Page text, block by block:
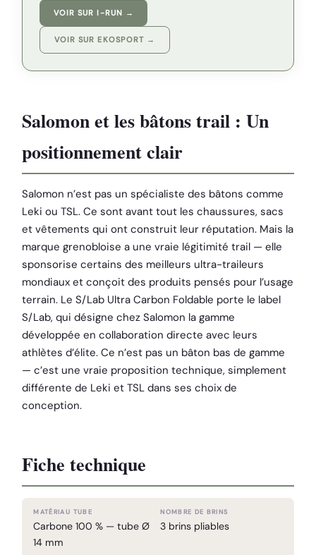
VOIR SUR I-RUN →
VOIR SUR EKOSPORT →
Salomon et les bâtons trail : Un
positionnement clair
Salomon n’est pas un spécialiste des bâtons comme
Leki ou TSL. Ce sont avant tout les chaussures, sacs
et vêtements qui ont construit leur réputation. Mais la
marque grenobloise a une vraie légitimité trail — elle
sponsorise certains des meilleurs ultra-traileurs
mondiaux et conçoit des produits pensés pour l’usage
terrain. Le S/Lab Ultra Carbon Foldable porte le label
S/Lab, qui désigne chez Salomon la gamme
développée en collaboration directe avec leurs
athlètes d’élite. Ce n’est pas un bâton bas de gamme
— c’est une vraie proposition technique, simplement
différente de Leki et TSL dans ses choix de
conception.
Fiche technique
MATÉRIAU TUBE
Carbone 100 % — tube Ø
14 mm
NOMBRE DE BRINS
3 brins pliables